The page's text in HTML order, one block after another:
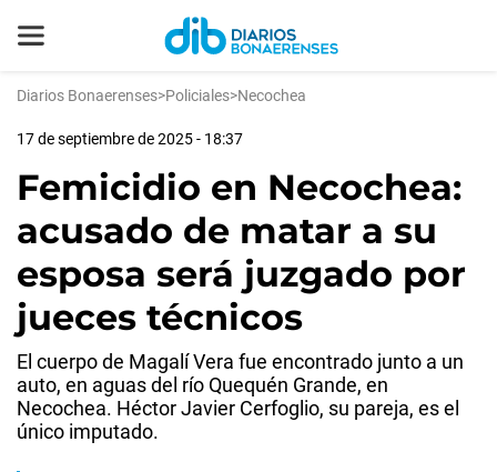
Diarios Bonaerenses>Policiales>Necochea
17 de septiembre de 2025 - 18:37
Femicidio en Necochea:
acusado de matar a su
esposa será juzgado por
jueces técnicos
El cuerpo de Magalí Vera fue encontrado junto a un
auto, en aguas del río Quequén Grande, en
Necochea. Héctor Javier Cerfoglio, su pareja, es el
único imputado.